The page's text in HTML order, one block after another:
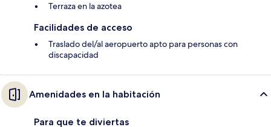
Terraza en la azotea
Facilidades de acceso
Traslado del/al aeropuerto apto para personas con
discapacidad
Amenidades en la habitación
Para que te diviertas